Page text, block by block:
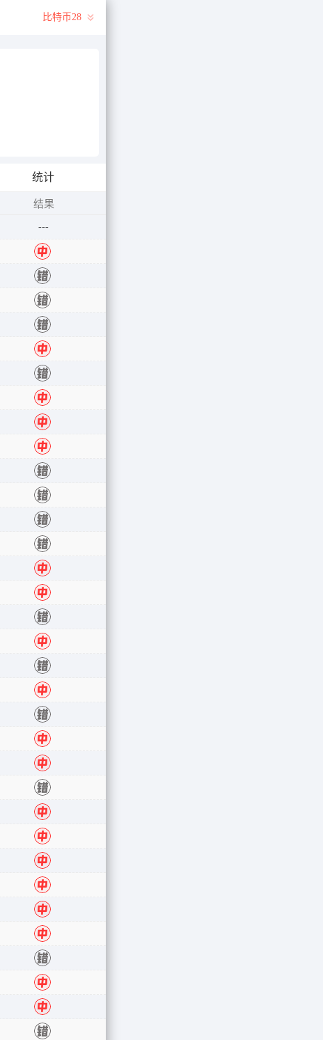
比特币28
统计
结果
---
中
中
错
错
错
中
错
中
中
中
错
错
错
错
中
中
错
中
错
中
错
中
中
错
中
中
中
中
中
中
错
中
中